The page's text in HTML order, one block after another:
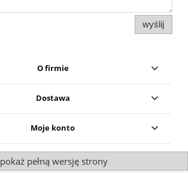
wyślij
O firmie
Dostawa
Moje konto
pokaż pełną wersję strony